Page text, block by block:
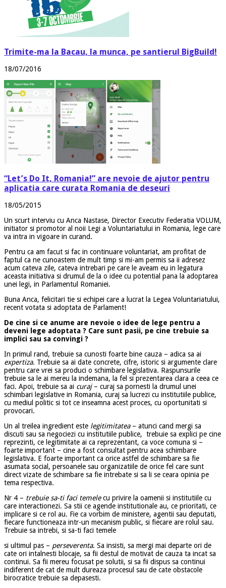
Trimite-ma la Bacau, la munca, pe santierul BigBuild!
18/07/2016
“Let’s Do It, Romania!” are nevoie de ajutor pentru
aplicatia care curata Romania de deseuri
18/05/2015
Un scurt interviu cu Anca Nastase, Director Executiv Federatia VOLUM,
initiator si promotor al noii Legi a Voluntariatului in Romania, lege care
va intra in vigoare in curand.
Pentru ca am facut si fac in continuare voluntariat, am profitat de
faptul ca ne cunoastem de mult timp si mi-am permis sa ii adresez
acum cateva zile, cateva intrebari pe care le aveam eu in legatura
aceasta initiativa si drumul de la o idee cu potential pana la adoptarea
unei legi, in Parlamentul Romaniei.
Buna Anca, felicitari tie si echipei care a lucrat la Legea Voluntariatului,
recent votata si adoptata de Parlament!
De cine si ce anume are nevoie o idee de lege pentru a
deveni lege adoptata ? Care sunt pasii, pe cine trebuie sa
implici sau sa convingi ?
In primul rand, trebuie sa cunosti foarte bine cauza – adica sa ai
expertiza. Trebuie sa ai date concrete, cifre, istoric si argumente clare
pentru care vrei sa produci o schimbare legislativa. Raspunsurile
trebuie sa le ai mereu la indemana, la fel si prezentarea clara a ceea ce
faci. Apoi, trebuie sa ai curaj – curaj sa pornesti la drumul unei
schimbari legislative in Romania, curaj sa lucrezi cu institutiile publice,
cu mediul politic si tot ce inseamna acest proces, cu oportunitati si
provocari.
Un al treilea ingredient este legitimitatea– atunci cand mergi sa
discuti sau sa negociezi cu institutiile publice, trebuie sa explici pe cine
reprezinti, ce legitimitate ai ca reprezentant, ca voce comuna si –
foarte important – cine a fost consultat pentru acea schimbare
legislativa. E foarte important ca orice astfel de schimbare sa fie
asumata social, persoanele sau organizatiile de orice fel care sunt
direct vizate de schimbare sa fie intrebate si sa li se ceara opinia pe
tema respectiva.
Nr 4 – trebuie sa-ti faci temelecu privire la oamenii si institutiile cu
care interactionezi. Sa stii ce agende institutionale au, ce prioritati, ce
implicare si ce rol au. Fie ca vorbim de ministere, agentii sau deputati,
fiecare functioneaza intr-un mecanism public, si fiecare are rolul sau.
Trebuie sa intrebi, si sa-ti faci temele
si ultimul pas – perseverenta. Sa insisti, sa mergi mai departe ori de
cate ori intalnesti blocaje, sa fii destul de motivat de cauza ta incat sa
continui. Sa fii mereu focusat pe solutii, si sa fii dispus sa continui
indiferent de cat de mult dureaza procesul sau de cate obstacole
birocratice trebuie sa depasesti.